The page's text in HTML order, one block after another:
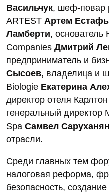
Васильчук, шеф-повар
ARTEST Артем
Ламберти, основатель
Companies Дмитрий
предприниматель и
Сысоев, владелица и
Biologie Екатерина
директор отеля Карлтон
генеральный директор
Spa Самвел
отрасли.
Среди главных тем
налоговая реформа,
безопасность,